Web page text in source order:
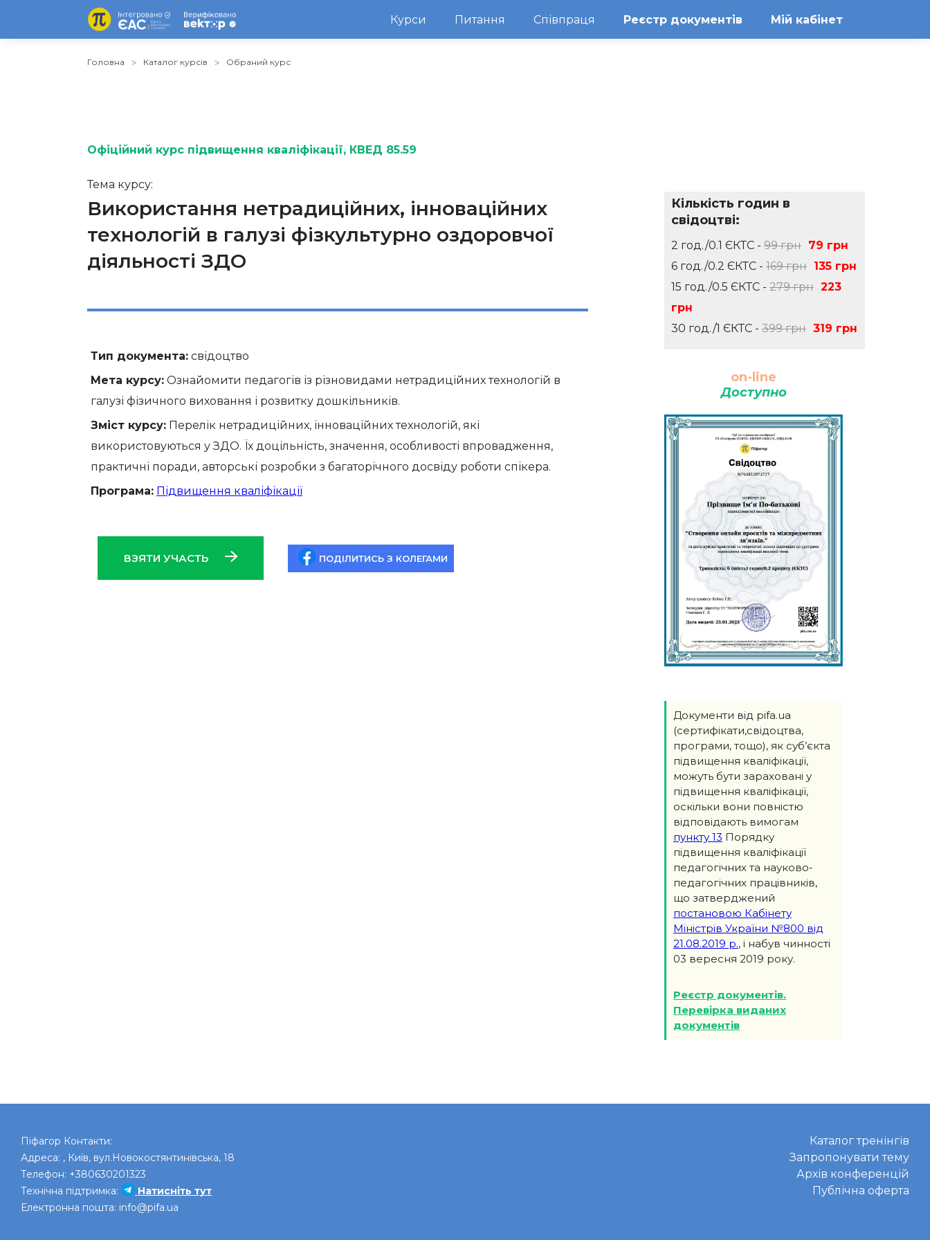
Курси Питання Співпраця Реєстр документів Мій кабінет
Головна Каталог курсів Обраний курс
Офіційний курс підвищення кваліфікації, КВЕД 85.59
Тема курсу:
Використання нетрадиційних, інноваційних
технологій в галузі фізкультурно оздоровчої
діяльності ЗДО
Тип документа: свідоцтво
Мета курсу: Ознайомити педагогів із різновидами нетрадиційних технологій в
галузі фізичного виховання і розвитку дошкільників.
Зміст курсу: Перелік нетрадиційних, інноваційних технологій, які
використовуються у ЗДО. Їх доцільність, значення, особливості впровадження,
практичні поради, авторські розробки з багаторічного досвіду роботи спікера.
Програма: Підвищення кваліфікації
ВЗЯТИ УЧАСТЬ ПОДІЛИТИСЬ З КОЛЕГАМИ
Кількість годин в
свідоцтві:
2 год./0.1 ЄКТС - 99 грн 79 грн
6 год./0.2 ЄКТС - 169 грн 135 грн
15 год./0.5 ЄКТС - 279 грн 223
грн
30 год./1 ЄКТС - 399 грн 319 грн
on-line
Доступно
Документи від pifa.ua
(сертифікати,свідоцтва,
програми, тощо), як суб’єкта
підвищення кваліфікації,
можуть бути зараховані у
підвищення кваліфікації,
оскільки вони повністю
відповідають вимогам
пункту 13 Порядку
підвищення кваліфікації
педагогічних та науково-
педагогічних працівників,
що затверджений
постановою Кабінету
Міністрів України №800 від
21.08.2019 р., і набув чинності
03 вересня 2019 року.
Реєстр документів.
Перевірка виданих
документів
Піфагор Контакти:
Адреса: , Київ, вул.Новокостянтинівська, 18
Телефон: +380630201323
Технічна підтримка:
Натисніть тут
Електронна пошта: info@pifa.ua
Каталог тренінгів
Запропонувати тему
Архів конференцій
Публічна оферта